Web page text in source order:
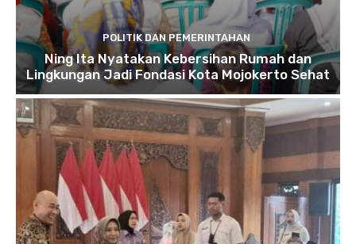
POLITIK DAN PEMERINTAHAN
Ning Ita Nyatakan Kebersihan Rumah dan
Lingkungan Jadi Fondasi Kota Mojokerto Sehat